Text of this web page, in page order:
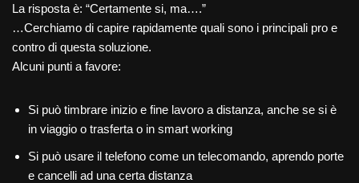
La risposta è: “Certamente si, ma….”
…Cerchiamo di capire rapidamente quali sono i principali pro e
contro di questa soluzione.
Alcuni punti a favore:
Si può timbrare inizio e fine lavoro a distanza, anche se si è
in viaggio o trasferta o in smart working
Si può usare il telefono come un telecomando, aprendo porte
e cancelli ad una certa distanza